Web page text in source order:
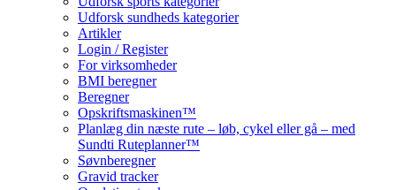
Udforsk sundheds kategorier
Artikler
Login / Register
For virksomheder
BMI beregner
Beregner
Opskriftsmaskinen™
Planlæg din næste rute – løb, cykel eller gå – med
Sundti Ruteplanner™
Søvnberegner
Gravid tracker